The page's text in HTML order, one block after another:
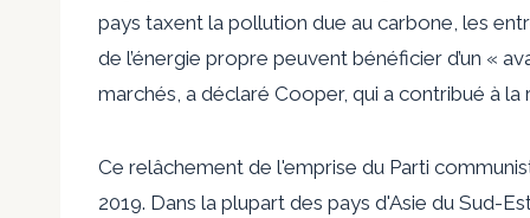
pays taxent la pollution due au carbone, les
de l’énergie propre peuvent bénéficier d’un «
marchés, a déclaré Cooper, qui a contribué à la
Ce relâchement de l'emprise du Parti
2019. Dans la plupart des pays d'Asie du Sud-